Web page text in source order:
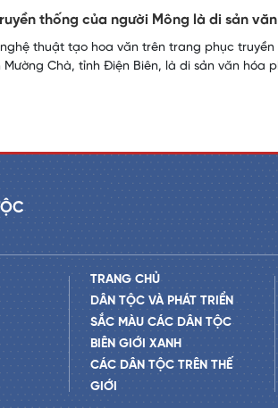
thống của người Mông là di sản
thuật tạo hoa văn trên trang phục
Mường Chà, tỉnh Điện Biên, là di sản văn hóa
TRANG CHỦ
DÂN TỘC VÀ PHÁT TRIỂN
SẮC MÀU CÁC DÂN TỘC
BIÊN GIỚI XANH
CÁC DÂN TỘC TRÊN THẾ
GIỚI